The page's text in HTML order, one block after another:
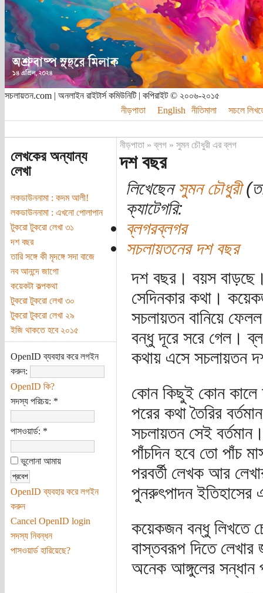
সচলায়তন.com | অনলাইন রাইটার্স কমিউনিটি | কপিরাইট © ২০০৬-২০১৫
নীড়পাতা
English নীতিমালা সচলে
লেখকের অন্যান্য
লেখা
লকডাউননামা : কদম আলী!
লকডাউননামা : এখনো পোলাপান
টুকরো টুকরো লেখা ৩১
দশ বছর
তারি সঙ্গে কী মৃদঙ্গে সদা বাজে
নব আনন্দে জাগো
কয়েকটা কল্পকথা
টুকরো টুকরো লেখা ৩০
টুকরো টুকরো লেখা ২৯
ইজি থাকতে হবে ২০১৫
OpenID ব্যবহার করে লগইন
করুন:
OpenID কি?
সদস্য পরিচয়: *
পাসওয়ার্ড: *
ভুলোনা আমায়
OpenID ব্যবহার করে লগইন
করুন
Cancel OpenID login
সদস্য নিবন্ধন
পাসওয়ার্ড হারিয়েছে?
নীড়পাতা»ব্লগ» সুমন চৌধুরী এর ব্লগ
দশ বছর
লিখেছেনসুমন চৌধুরী
ক্যাটেগরি:
ব্লগরব্লগর
সচলায়তনের দশ বছর
দশ বছর। বয়স
সেদিনকার কথা।
সচলায়তন বানিয়ে
বন্ধু দূরে সরে গেল।
কথায় এসে সচলায়তন
কোন কিছুই কোন
পরের কথা তৈরির
সচলায়তন সেই
পাঁচদিন হবে তো পাঁচ
পরবর্তী লেখক আর
পুনরুৎপাদন ইতিহাসের
কয়েকজন বন্ধু লিখতে
বাস্তবরূপ দিতে লেখার
অনেক আঙ্গুলের সন্ধান